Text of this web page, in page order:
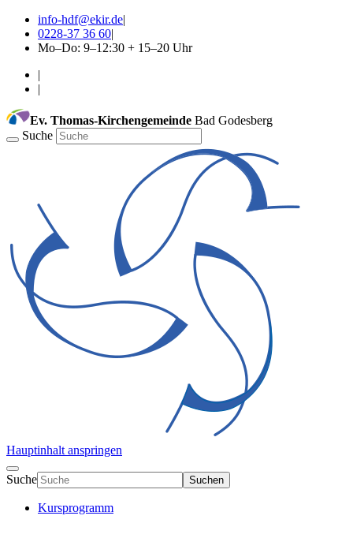
info-hdf@ekir.de|
0228-37 36 60|
Mo–Do: 9–12:30 + 15–20 Uhr
|
|
Ev. Thomas-Kirchengemeinde Bad Godesberg
Suche
Hauptinhalt anspringen
Suche Suchen
Kursprogramm